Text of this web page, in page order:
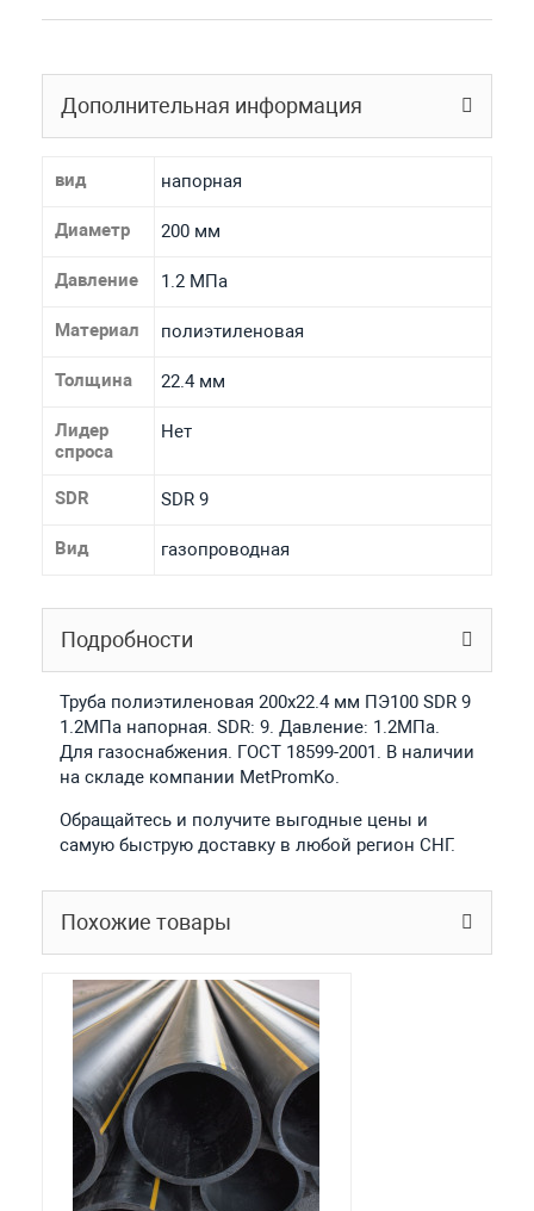
Дополнительная информация
вид напорная
Диаметр 200 мм
Давление 1.2 МПа
Материал полиэтиленовая
Толщина 22.4 мм
Лидер
спроса
Нет
SDR SDR 9
Вид газопроводная
Подробности
Труба полиэтиленовая 200х22.4 мм ПЭ100 SDR 9
1.2МПа напорная. SDR: 9. Давление: 1.2МПа.
Для газоснабжения. ГОСТ 18599-2001. В наличии
на складе компании MetPromKo.
Обращайтесь и получите выгодные цены и
самую быструю доставку в любой регион СНГ.
Похожие товары